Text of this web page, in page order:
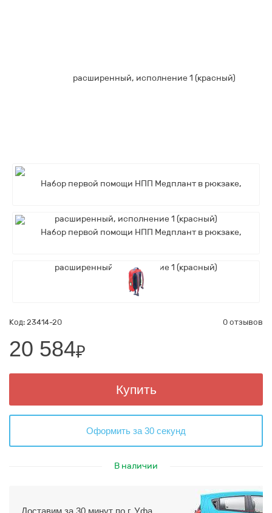
Код: 23414-20 0 отзывов
20 584₽
Купить
Оформить за 30 секунд
В наличии
Доставим за 30 минут по г. Уфа